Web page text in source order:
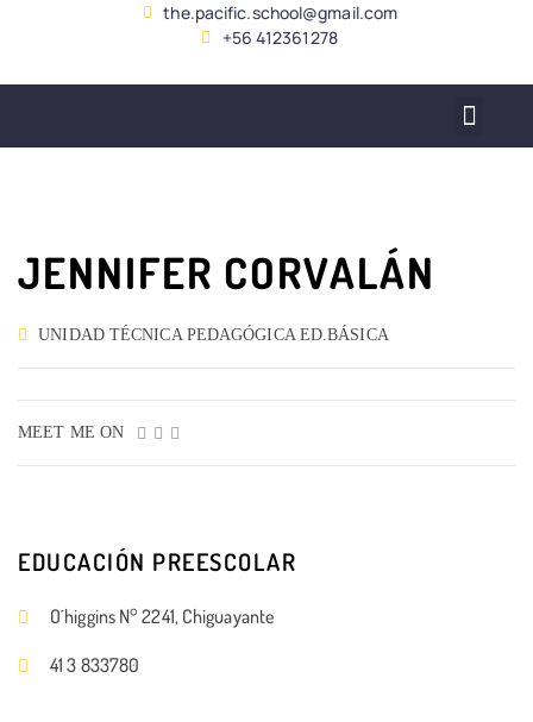
the.pacific.school@gmail.com
+56 412361278
JENNIFER CORVALÁN
UNIDAD TÉCNICA PEDAGÓGICA ED.BÁSICA
MEET ME ON
EDUCACIÓN PREESCOLAR
O´higgins N° 2241, Chiguayante
41 3 833780